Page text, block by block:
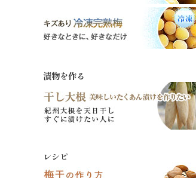
漬物を作る
レシピ